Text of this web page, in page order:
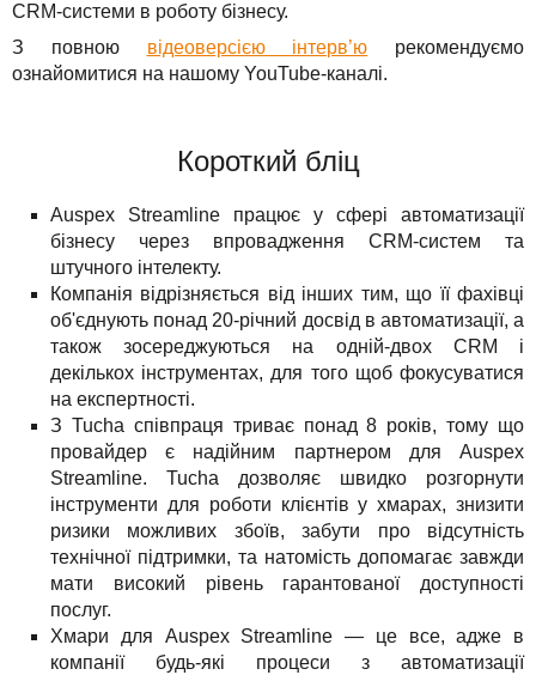
Для бізнесу
Техпідтримка
Інтерв'ю
Авторська колонка
Події
Свята
Акції
CRM-системи в роботу бізнесу.
З повною відеоверсією інтерв’ю рекомендуємо
ознайомитися на нашому YouTube-каналі.
Короткий бліц
Auspex Streamline працює у сфері автоматизації
бізнесу через впровадження CRM-систем та
штучного інтелекту.
Компанія відрізняється від інших тим, що її фахівці
об'єднують понад 20-річний досвід в автоматизації, а
також зосереджуються на одній-двох CRM і
декількох інструментах, для того щоб фокусуватися
на експертності.
З Tucha співпраця триває понад 8 років, тому що
провайдер є надійним партнером для Auspex
Streamline. Tucha дозволяє швидко розгорнути
інструменти для роботи клієнтів у хмарах, знизити
ризики можливих збоїв, забути про відсутність
технічної підтримки, та натомість допомагає завжди
мати високий рівень гарантованої доступності
послуг.
Хмари для Auspex Streamline — це все, адже в
компанії будь-які процеси з автоматизації